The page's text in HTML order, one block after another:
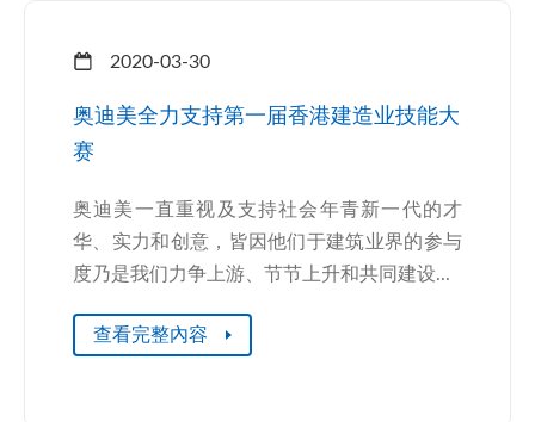
2020-03-30
奥迪美全力支持第一届香港建造业技能大
赛
奥迪美一直重视及支持社会年青新一代的才
华、实力和创意，皆因他们于建筑业界的参与
度乃是我们力争上游、节节上升和共同建设...
查看完整內容